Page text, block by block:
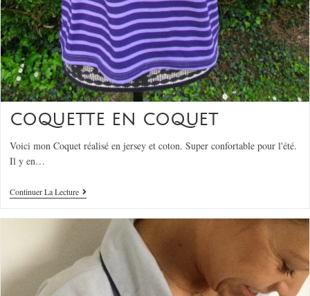
COQUETTE EN COQUET
Voici mon Coquet réalisé en jersey et coton. Super confortable pour l'été.
Il y en…
Continuer La Lecture